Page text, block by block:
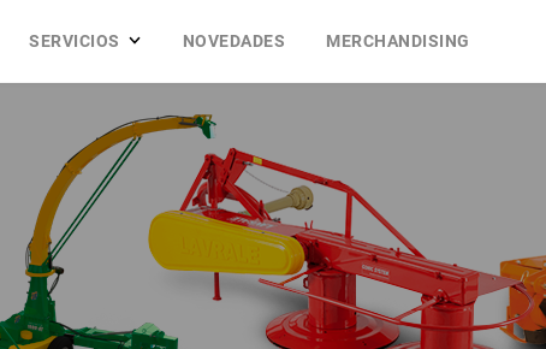
SERVICIOS NOVEDADES MERCHANDISING